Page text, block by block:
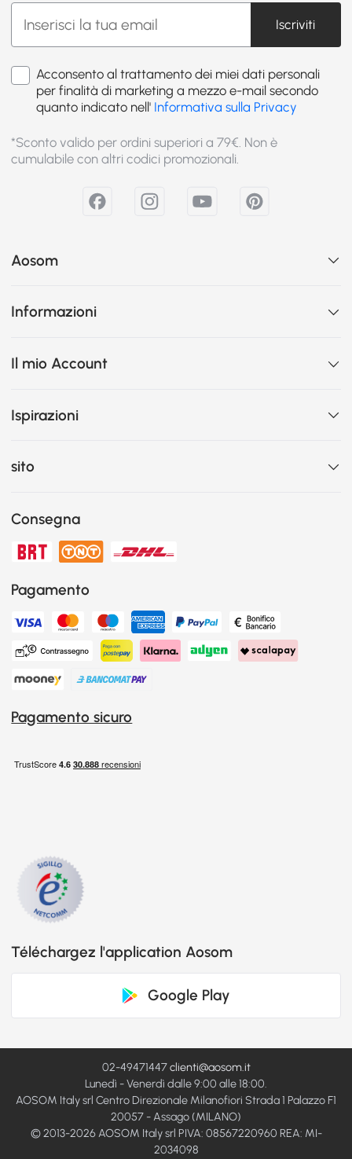
Iscriviti
Acconsento al trattamento dei miei dati personali
per finalità di marketing a mezzo e-mail secondo
quanto indicato nell' Informativa sulla Privacy
*Sconto valido per ordini superiori a 79€. Non è
cumulabile con altri codici promozionali.
Aosom
Informazioni
Il mio Account
Ispirazioni
sito
Consegna
Pagamento
Pagamento sicuro
Téléchargez l'application Aosom
Google Play
02-49471447clienti@aosom.it
Lunedì - Venerdì dalle 9:00 alle 18:00.
AOSOM Italy srl Centro Direzionale Milanofiori Strada 1 Palazzo F1
20057 - Assago (MILANO)
© 2013-2026 AOSOM Italy srl PIVA: 08567220960 REA: MI-
2034098